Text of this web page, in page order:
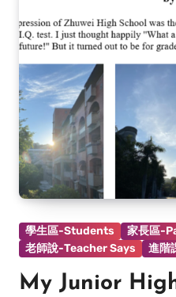
學生區-Students 家長區-
老師說-Teacher Says
進階
My Junior